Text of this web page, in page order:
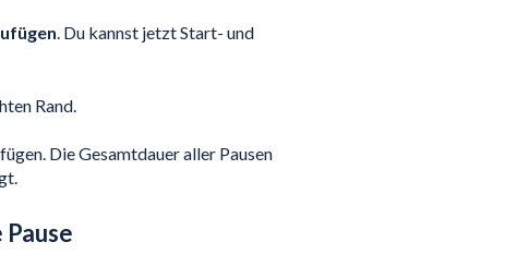
. Du kannst jetzt Start- und
Rand.
Die Gesamtdauer aller Pausen